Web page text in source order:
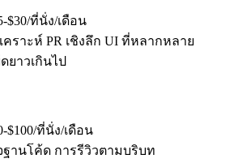
$30/ที่นั่ง/เดือน
คราะห์ PR เชิงลึก UI ที่หลากหลาย
ยาวเกินไป
$100/ที่นั่ง/เดือน
ฐานโค้ด การรีวิวตามบริบท